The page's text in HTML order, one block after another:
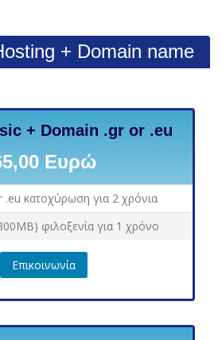
+ Domain name
+ Domain .gr or .eu
Ευρώ
κατοχύρωση για 2 χρόνια
φιλοξενία για 1 χρόνο
Επικοινωνία